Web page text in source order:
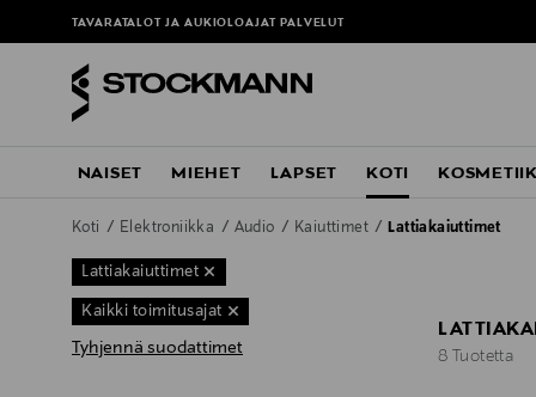
TAVARATALOT JA AUKIOLOAJAT PALVELUT
NAISET MIEHET LAPSET KOTI
Koti Elektroniikka Audio Kaiuttimet Lattiakaiuttimet
Lattiakaiuttimet
Kaikki toimitusajat
Tyhjennä suodattimet 8 Tuotetta